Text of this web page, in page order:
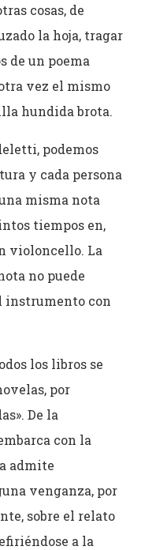
cosas, de
la hoja, tragar
de un poema
vez el mismo
hundida brota.
podemos
y cada persona
misma nota
tiempos en,
violoncello. La
no puede
instrumento con
los libros se
por
De la
con la
admite
venganza, por
sobre el relato
a la